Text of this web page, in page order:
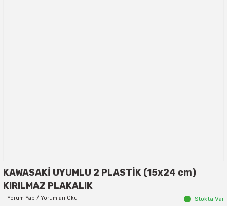
KAWASAKİ UYUMLU 2 PLASTİK (15x24 cm)
KIRILMAZ PLAKALIK
Yorum Yap / Yorumları Oku Stokta Var